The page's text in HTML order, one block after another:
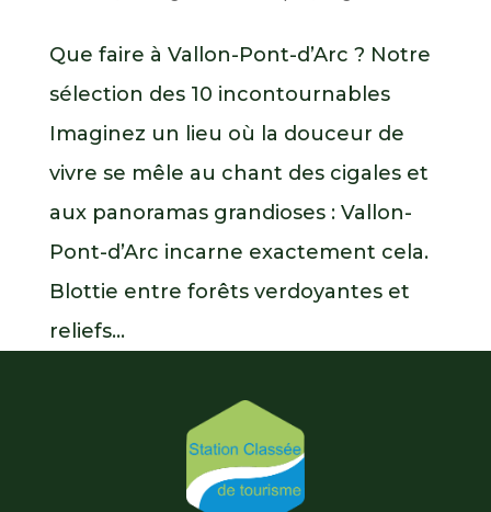
Que faire à Vallon-Pont-d’Arc ? Notre
sélection des 10 incontournables
Imaginez un lieu où la douceur de
vivre se mêle au chant des cigales et
aux panoramas grandioses : Vallon-
Pont-d’Arc incarne exactement cela.
Blottie entre forêts verdoyantes et
reliefs...